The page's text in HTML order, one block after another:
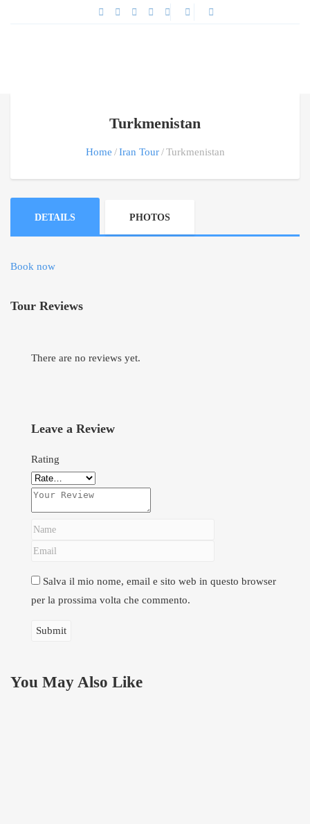
Turkmenistan
Home Iran Tour Turkmenistan
DETAILS PHOTOS
Book now
Tour Reviews
There are no reviews yet.
Leave a Review
Rating
Salva il mio nome, email e sito web in questo browser
per la prossima volta che commento.
You May Also Like